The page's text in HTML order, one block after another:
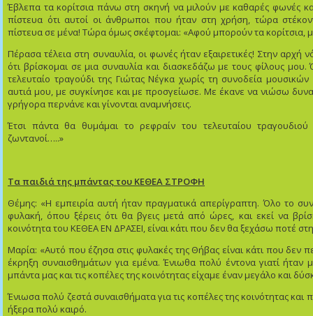
Έβλεπα τα κορίτσια πάνω στη σκηνή να μιλούν με καθαρές φωνές
πίστευα ότι αυτοί οι άνθρωποι που ήταν στη χρήση, τώρα
πίστευα σε μένα! Τώρα όμως σκέφτομαι: «Αφού μπορούν τα κορίτσια,
Πέρασα τέλεια στη συναυλία, οι φωνές ήταν εξαιρετικές! Στην αρχή
ότι βρίσκομαι σε μια συναυλία και διασκεδάζω με τους φίλους
τελευταίο τραγούδι της Γιώτας Νέγκα χωρίς τη συνοδεία
αυτιά μου, με συγκίνησε και με προσγείωσε. Με έκανε να νιώσω
γρήγορα περνάνε και γίνονται αναμνήσεις.
Έτσι πάντα θα θυμάμαι το ρεφραίν του τελευταίου
ζωντανοί…..»
Τα παιδιά της μπάντας του ΚΕΘΕΑ ΣΤΡΟΦΗ
Θέμης: «Η εμπειρία αυτή ήταν πραγματικά απερίγραπτη. Όλο το
φυλακή, όπου ξέρεις ότι θα βγεις μετά από ώρες, και εκεί να
κοινότητα του ΚΕΘΕΑ ΕΝ ΔΡΑΣΕΙ, είναι κάτι που δεν θα ξεχάσω ποτέ
Μαρία: «Αυτό που έζησα στις φυλακές της Θήβας είναι κάτι που δεν
έκρηξη συναισθημάτων για εμένα. Ένιωθα πολύ έντονα γιατί ήταν
μπάντα μας και τις κοπέλες της κοινότητας είχαμε έναν μεγάλο και
Ένιωσα πολύ ζεστά συναισθήματα για τις κοπέλες της κοινότητας και
ήξερα πολύ καιρό.